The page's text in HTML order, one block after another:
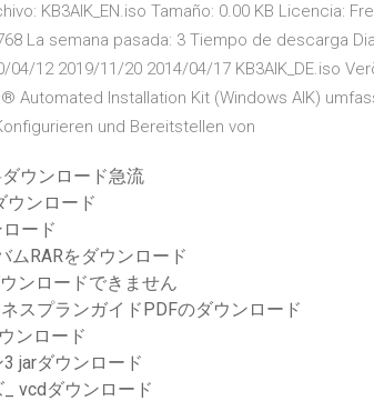
KB3AIK_EN.iso Tamaño: 0.00 KB Licencia:
La semana pasada: 3 Tiempo de descarga
04/12 2019/11/20 2014/04/17 KB3AIK_DE.iso
Automated Installation Kit (Windows AIK)
und Bereitstellen von
ウンロード急流
ウンロード
ード
ムRARをダウンロード
ンロードできません
スプランガイドPDFのダウンロード
ンロード
jarダウンロード
vcdダウンロード